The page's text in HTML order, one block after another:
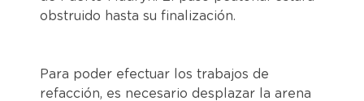
obstruido hasta su finalización.
Para poder efectuar los trabajos de
refacción, es necesario desplazar la arena